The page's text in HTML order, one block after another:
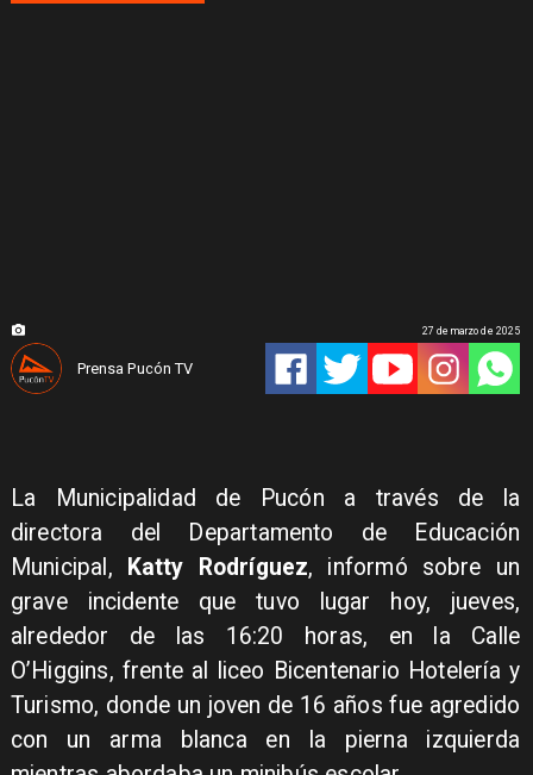
Prensa Pucón TV
27 de marzo de 2025
La Municipalidad de Pucón a través de la
directora del Departamento de Educación
Municipal,
Katty Rodríguez, informó sobre un
grave incidente que tuvo lugar hoy, jueves,
alrededor de las 16:20 horas, en la Calle
O’Higgins, frente al liceo Bicentenario Hotelería y
Turismo, donde un joven de 16 años fue agredido
con un arma blanca en la pierna izquierda